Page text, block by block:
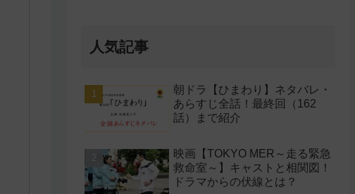
人気記事
朝ドラ【ひまわり】ネタバレ・
あらすじ全話！最終回（162
話）まで紹介
映画【TOKYO MER～走る緊急
救命室～】キャストと相関図！
ドラマからの伏線とは？